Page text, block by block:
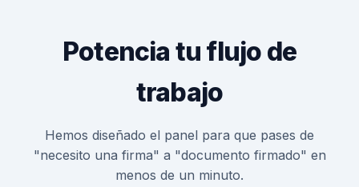
Potencia tu flujo de
trabajo
Hemos diseñado el panel para que pases de
"necesito una firma" a "documento firmado" en
menos de un minuto.